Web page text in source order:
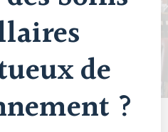
de
?